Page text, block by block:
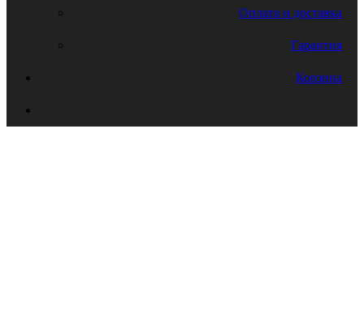
Оплата и доставка
Гарантия
Корзина